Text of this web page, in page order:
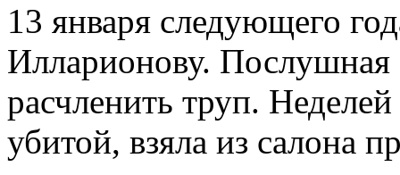
13 января следующего
Илларионову.
расчленить труп.
убитой, взяла из салона